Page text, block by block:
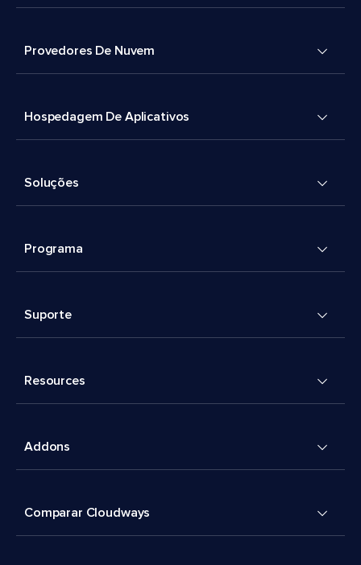
Provedores De Nuvem
Hospedagem De Aplicativos
Soluções
Programa
Suporte
Resources
Addons
Comparar Cloudways